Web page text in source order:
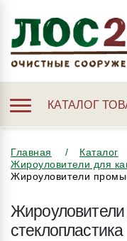
КАТАЛОГ
Главная
Каталог
Жироуловители для
Жироуловители
стеклопластика